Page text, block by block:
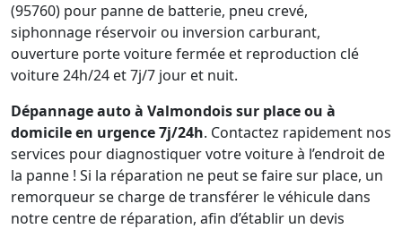
(95760) pour panne de batterie, pneu crevé,
siphonnage réservoir ou inversion carburant,
ouverture porte voiture fermée et reproduction clé
voiture 24h/24 et 7j/7 jour et nuit.
Dépannage auto à Valmondois sur place ou à
domicile en urgence 7j/24h. Contactez rapidement nos
services pour diagnostiquer votre voiture à l’endroit de
la panne ! Si la réparation ne peut se faire sur place, un
remorqueur se charge de transférer le véhicule dans
notre centre de réparation, afin d’établir un devis